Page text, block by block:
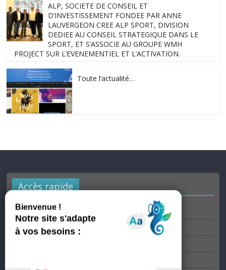
ALP, SOCIETE DE CONSEIL ET
D’INVESTISSEMENT FONDEE PAR ANNE
LAUVERGEON CREE ALP SPORT, DIVISION
DEDIEE AU CONSEIL STRATEGIQUE DANS LE
SPORT, ET S’ASSOCIE AU GROUPE WMH
PROJECT SUR L’EVENEMENTIEL ET L’ACTIVATION.
Toute l’actualité…
Accès rapide
Les villes membres
Nos villes labellisées